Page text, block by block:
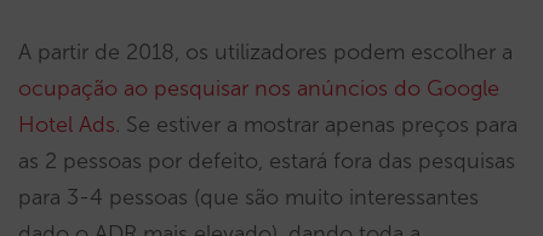
A partir de 2018, os utilizadores podem escolher a
ocupação ao pesquisar nos anúncios do Google
Hotel Ads. Se estiver a mostrar apenas preços para
as 2 pessoas por defeito, estará fora das pesquisas
para 3-4 pessoas (que são muito interessantes